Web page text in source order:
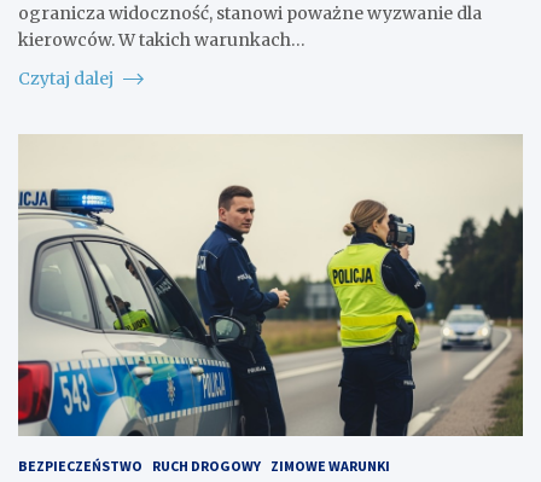
ogranicza widoczność, stanowi poważne wyzwanie dla
kierowców. W takich warunkach…
Czytaj dalej
BEZPIECZEŃSTWO RUCH DROGOWY ZIMOWE WARUNKI